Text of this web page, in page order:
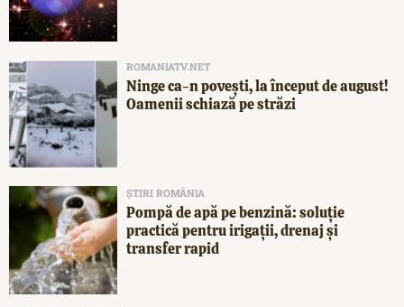
ROMANIATV.NET
Ninge ca-n povești, la început de august!
Oamenii schiază pe străzi
ȘTIRI ROMÂNIA
Pompă de apă pe benzină: soluție
practică pentru irigații, drenaj și
transfer rapid